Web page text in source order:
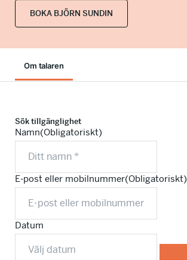
BOKA BJÖRN SUNDIN
Om talaren
Sök tillgänglighet
Namn(Obligatoriskt)
E-post eller mobilnummer(Obligatoriskt)
Datum